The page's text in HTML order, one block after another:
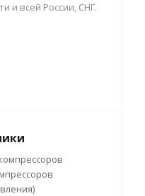
и всей России, СНГ.